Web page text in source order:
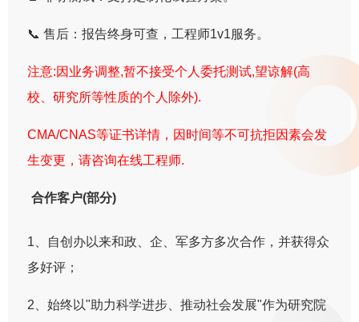
📞 售后：报告终身可查，工程师1v1服务。
注意:因业务调整,暂不接受个人委托测试,望谅解(高
校、研究所等性质的个人除外).
CMA/CNAS等证书详情，因时间等不可抗拒因素会发
生变更，请咨询在线工程师.
合作客户(部分)
1、自创办以来和政、企、军多方多次合作，并获得众
多好评；
2、始终以"助力科学进步、推动社会发展"作为研究院